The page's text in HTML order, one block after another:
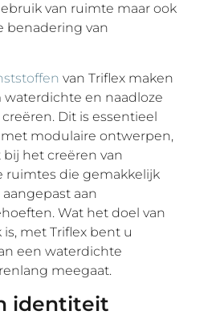
van ruimte maar ook
benadering van
van Triflex maken
en naadloze
Dit is essentieel
modulaire ontwerpen,
het creëren van
die gemakkelijk
aan
Wat het doel van
met Triflex bent u
een waterdichte
meegaat.
identiteit